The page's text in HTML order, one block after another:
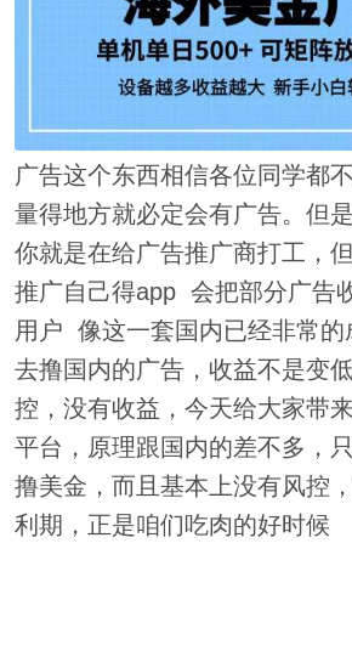
广告这个东西相信各位同学都
量得地方就必定会有广告。但
你就是在给广告推广商打工，
推广自己得app 会把部分广告
用户 像这一套国内已经非常的
去撸国内的广告，收益不是变
控，没有收益，今天给大家带
平台，原理跟国内的差不多，
撸美金，而且基本上没有风控
利期，正是咱们吃肉的好时候